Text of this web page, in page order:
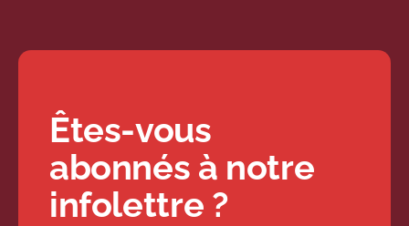
Êtes-vous
abonnés à notre
infolettre ?